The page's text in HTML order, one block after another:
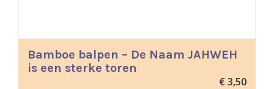
Bamboe balpen – De Naam JAHWEH
is een sterke toren
€3,50